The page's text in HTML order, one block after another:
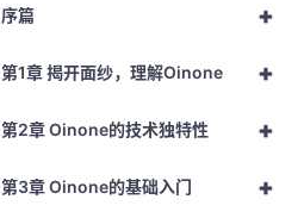
+
序篇
+
第1章 揭开面纱，理解Oinone
+
第2章 Oinone的技术独特性
+
第3章 Oinone的基础入门